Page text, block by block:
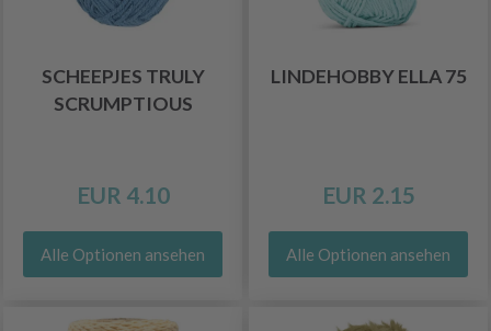
SCHEEPJES TRULY
SCRUMPTIOUS
EUR 4.10
Alle Optionen ansehen
LINDEHOBBY ELLA 75
EUR 2.15
Alle Optionen ansehen